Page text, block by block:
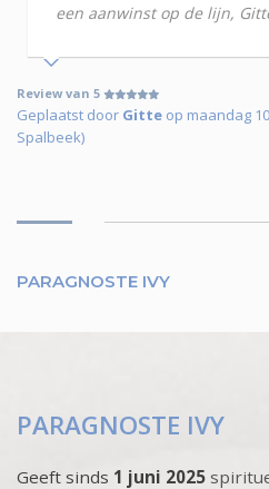
een aanwinst op de lijn,
Review van 5
Geplaatst door Gitte op maandag
Spalbeek)
PARAGNOSTE IVY
PARAGNOSTE IVY
Geeft sinds 1 juni 2025